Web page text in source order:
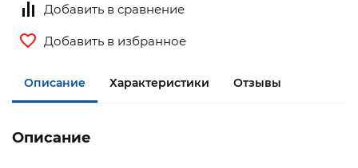
Добавить в сравнение
Добавить в избранное
Описание Характеристики Отзывы
Описание